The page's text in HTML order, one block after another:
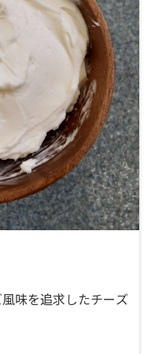
味を追求したチーズ